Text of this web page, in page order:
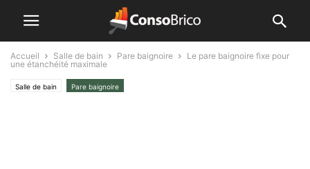
Accueil Salle de bain Pare baignoire
Le pare baignoire fixe pour
une étanchéité maximale
Salle de bain Pare baignoire